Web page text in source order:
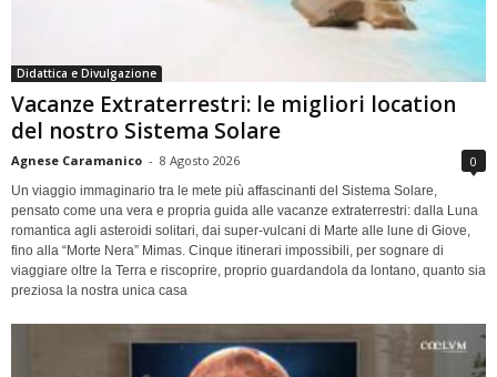
Didattica e Divulgazione
Vacanze Extraterrestri: le migliori location
del nostro Sistema Solare
Agnese Caramanico - 8 Agosto 2026 0
Un viaggio immaginario tra le mete più affascinanti del Sistema Solare,
pensato come una vera e propria guida alle vacanze extraterrestri: dalla Luna
romantica agli asteroidi solitari, dai super-vulcani di Marte alle lune di Giove,
fino alla “Morte Nera” Mimas. Cinque itinerari impossibili, per sognare di
viaggiare oltre la Terra e riscoprire, proprio guardandola da lontano, quanto sia
preziosa la nostra unica casa